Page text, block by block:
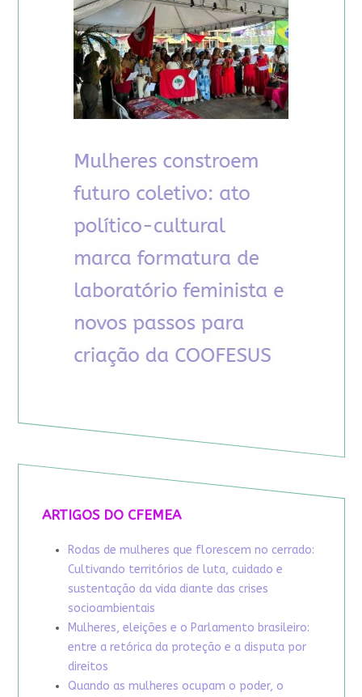
ARTIGOS DO CFEMEA
Rodas de mulheres que florescem no cerrado:
Cultivando territórios de luta, cuidado e
sustentação da vida diante das crises
socioambientais
Mulheres, eleições e o Parlamento brasileiro:
entre a retórica da proteção e a disputa por
direitos
Quando as mulheres ocupam o poder, o